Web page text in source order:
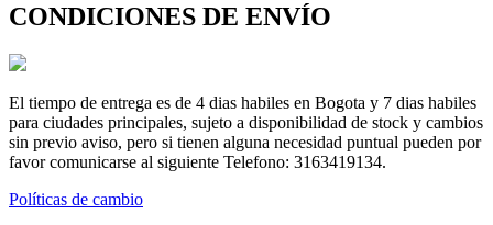
CONDICIONES DE ENVÍO
El tiempo de entrega es de 4 dias habiles en Bogota y 7 dias habiles
para ciudades principales, sujeto a disponibilidad de stock y cambios
sin previo aviso, pero si tienen alguna necesidad puntual pueden por
favor comunicarse al siguiente Telefono: 3163419134.
Políticas de cambio